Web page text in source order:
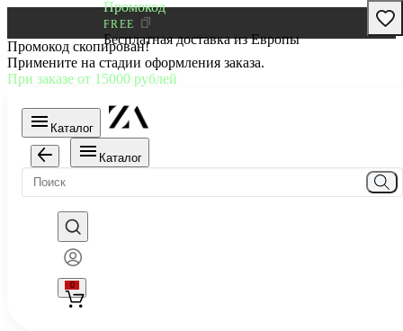
Промокод
FREE
Бесплатная доставка из Европы
Промокод скопирован!
Примените на стадии оформления заказа.
При заказе от 15000 рублей
Каталог
Каталог
0